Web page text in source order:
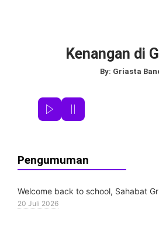
Kenangan di
By: Griasta
Pengumuman
Welcome back to school, Sahabat
20 Juli 2026